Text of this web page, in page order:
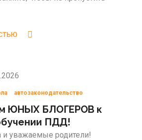
автозаконодательство
ЮНЫХ БЛОГЕРОВ к
ПДД!
и уважаемые родители!